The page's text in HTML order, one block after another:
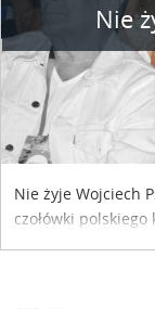
Nie
Nie żyje Wojciech
czołówki